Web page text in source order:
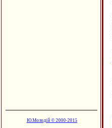
Ю.Молодій © 2000-2015